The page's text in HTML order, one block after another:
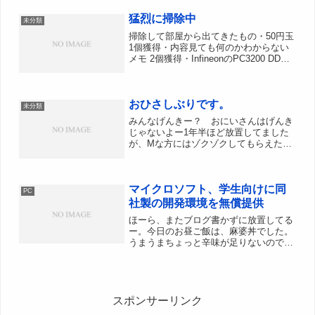
メモリアル 時空ブーツ2013.1...
未分類 猛烈に掃除中
掃除して部屋から出てきたもの・50円玉
1個獲得・内容見ても何のかわからない
メモ 2個獲得・InfineonのPC3200 DDR
未分類 おひさしぶりです。
みんなげんきー？ おにいさんはげんき
じゃないよー1年半ほど放置してました
が、Mな方にはゾクゾクしてもらえたん
ポツポツ書こうかと思います...
PC
マイクロソフト、学生向けに同
社製の開発環境を無償提供
ほーら、またブログ書かずに放置してる
ー。今日のお昼ご飯は、麻婆丼でした。
うまうまちょっと辛味が足りないので、
スポンサーリンク